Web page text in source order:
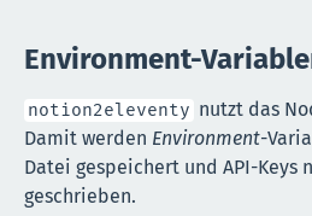
Environment-
notion2eleventy nutzt das
Damit werden Environment-
Datei gespeichert und API-Keys
geschrieben.